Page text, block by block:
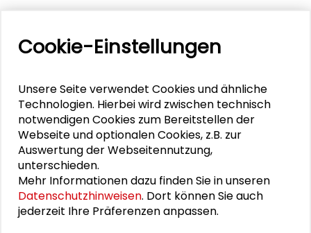
Alexander Gemeinhardt
Gösta Gantner
DOWNLOADS
Cookie-Einstellungen
Unsere Seite verwendet Cookies und ähnliche
Technologien. Hierbei wird zwischen technisch
notwendigen Cookies zum Bereitstellen der
Webseite und optionalen Cookies, z.B. zur
Auswertung der Webseitennutzung,
unterschieden.
Mehr Informationen dazu finden Sie in unseren
Datenschutzhinweisen. Dort können Sie auch
jederzeit Ihre Präferenzen anpassen.